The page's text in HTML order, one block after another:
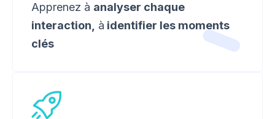
Apprenez à analyser chaque
interaction, à identifier les moments
clés